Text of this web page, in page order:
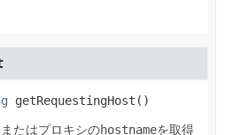
getRequestingHost ()
たはプロキシのhostnameを取得